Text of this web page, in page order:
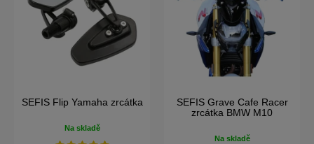
SEFIS Flip Yamaha zrcátka
Na skladě
SEFIS Grave Cafe Racer
zrcátka BMW M10
Na skladě